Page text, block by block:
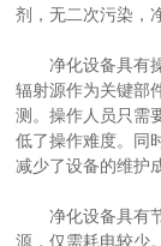
剂，无二次污染，
净化设备具有操
辐射源作为关键部
测。操作人员只需
低了操作难度。同
减少了设备的维护
净化设备具有节
源，仅需耗电较少